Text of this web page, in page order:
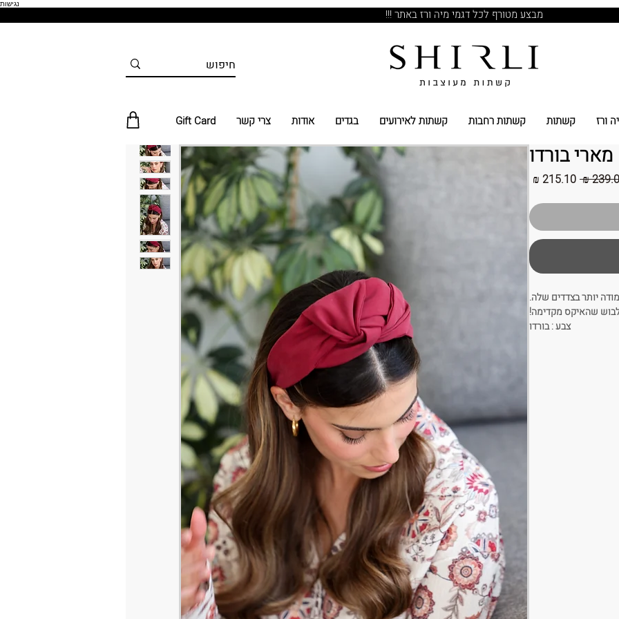
נגישות
מבצע מטורף לכל דגמי מיה ורז באתר !!!
ורז קשתות קשתות רחבות קשתות לאירועים בגדים אודות צרי קשר Gift Card
מארי בורדו
מחיר
מחיר
יותר בצדדים שלה.
שהאיקס מקדימה!
צבע : בורדו